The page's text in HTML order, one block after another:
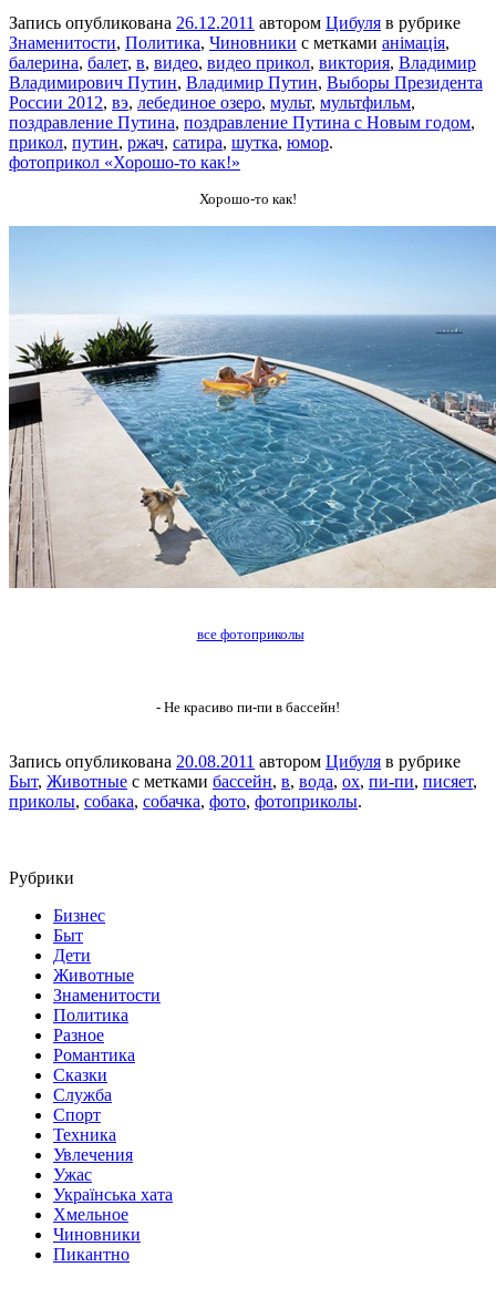
Запись опубликована 26.12.2011 автором Цибуля в рубрике
Знаменитости, Политика, Чиновники с метками анімація,
балерина, балет, в, видео, видео прикол, виктория, Владимир
Владимирович Путин, Владимир Путин, Выборы Президента
России 2012, вэ, лебединое озеро, мульт, мультфильм,
поздравление Путина, поздравление Путина с Новым годом,
прикол, путин, ржач, сатира, шутка, юмор.
фотоприкол «Хорошо-то как!»
Хорошо-то как!
все фотоприколы
- Не красиво пи-пи в бассейн!
Запись опубликована 20.08.2011 автором Цибуля в рубрике
Быт, Животные с метками бассейн, в, вода, ох, пи-пи, писяет,
приколы, собака, собачка, фото, фотоприколы.
Рубрики
Бизнес
Быт
Дети
Животные
Знаменитости
Политика
Разное
Романтика
Сказки
Служба
Спорт
Техника
Увлечения
Ужас
Українська хата
Хмельное
Чиновники
Пикантно